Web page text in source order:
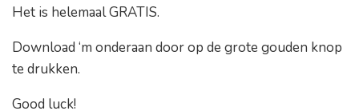
Het is helemaal GRATIS.
Download ‘m onderaan door op de grote gouden knop
te drukken.
Good luck!